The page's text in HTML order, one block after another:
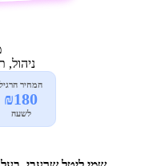
ניהול,
המחיר הרגיל
₪180
לשעה